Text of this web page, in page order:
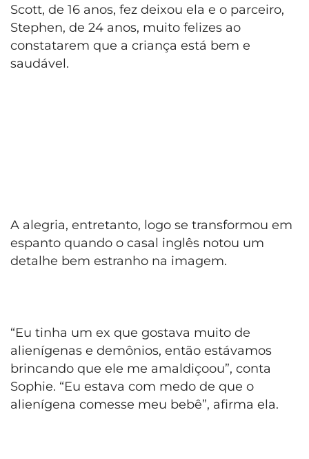
Scott, de 16 anos, fez deixou ela e o parceiro,
Stephen, de 24 anos, muito felizes ao
constatarem que a criança está bem e
saudável.
A alegria, entretanto, logo se transformou em
espanto quando o casal inglês notou um
detalhe bem estranho na imagem.
“Eu tinha um ex que gostava muito de
alienígenas e demônios, então estávamos
brincando que ele me amaldiçoou”, conta
Sophie. “Eu estava com medo de que o
alienígena comesse meu bebê”, afirma ela.